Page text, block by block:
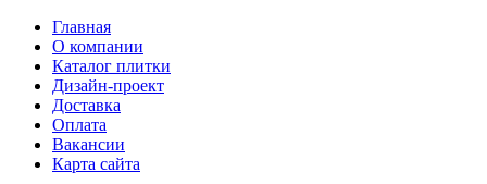
Главная
О компании
Каталог плитки
Дизайн-проект
Доставка
Оплата
Вакансии
Карта сайта